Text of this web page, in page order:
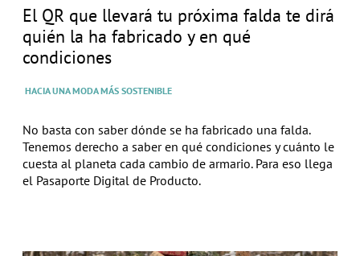
El QR que llevará tu próxima falda te dirá
quién la ha fabricado y en qué
condiciones
HACIA UNA MODA MÁS SOSTENIBLE
No basta con saber dónde se ha fabricado una falda.
Tenemos derecho a saber en qué condiciones y cuánto le
cuesta al planeta cada cambio de armario. Para eso llega
el Pasaporte Digital de Producto.